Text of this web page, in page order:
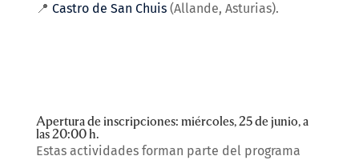
📍 Castro de San Chuis(Allande, Asturias).
Apertura de inscripciones: miércoles, 25 de junio, a
las 20:00 h.
Estas actividades forman parte del programa